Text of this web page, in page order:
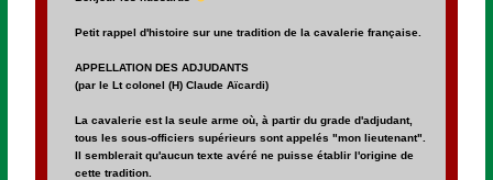
Petit rappel d'histoire sur une tradition de la cavalerie française.
APPELLATION DES ADJUDANTS
(par le Lt colonel (H) Claude Aïcardi)
La cavalerie est la seule arme où, à partir du grade d'adjudant,
tous les sous-officiers supérieurs sont appelés "mon lieutenant".
Il semblerait qu'aucun texte avéré ne puisse établir l'origine de
cette tradition.